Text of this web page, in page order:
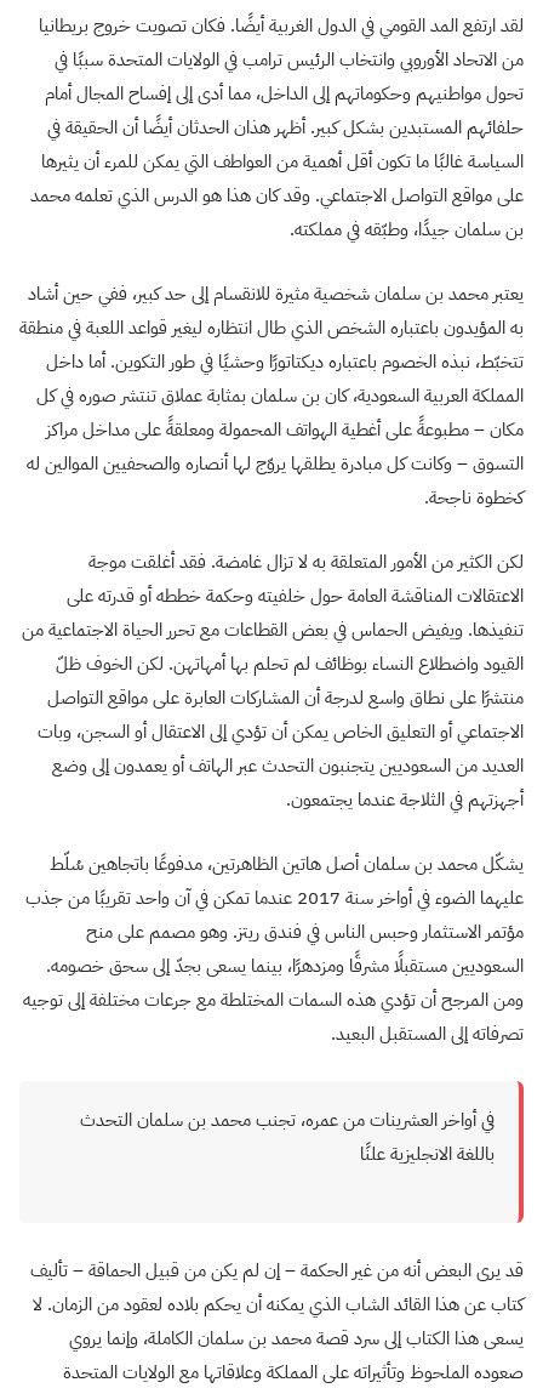
لقد ارتفع المد القومي في الدول الغربية أيضًا. فكان تصويت خروج بريطانيا
من الاتحاد الأوروبي وانتخاب الرئيس ترامب في الولايات المتحدة سببًا في
تحول مواطنيهم وحكوماتهم إلى الداخل، مما أدى إلى إفساح المجال أمام
حلفائهم المستبدين بشكل كبير. أظهر هذان الحدثان أيضًا أن الحقيقة في
السياسة غالبًا ما تكون أقل أهمية من العواطف التي يمكن للمرء أن يثيرها
على مواقع التواصل الاجتماعي. وقد كان هذا هو الدرس الذي تعلمه محمد
بن سلمان جيدًا، وطبّقه في مملكته.
يعتبر محمد بن سلمان شخصية مثيرة للانقسام إلى حد كبير، ففي حين أشاد
به المؤيدون باعتباره الشخص الذي طال انتظاره ليغير قواعد اللعبة في منطقة
تتخبّط، نبذه الخصوم باعتباره ديكتاتورًا وحشيًا في طور التكوين. أما داخل
المملكة العربية السعودية، كان بن سلمان بمثابة عملاق تنتشر صوره في كل
مكان – مطبوعةً على أغطية الهواتف المحمولة ومعلقةً على مداخل مراكز
التسوق – وكانت كل مبادرة يطلقها يروّج لها أنصاره والصحفيين الموالين له
كخطوة ناجحة.
لكن الكثير من الأمور المتعلقة به لا تزال غامضة. فقد أغلقت موجة
الاعتقالات المناقشة العامة حول خلفيته وحكمة خططه أو قدرته على
تنفيذها. ويفيض الحماس في بعض القطاعات مع تحرر الحياة الاجتماعية من
القيود واضطلاع النساء بوظائف لم تحلم بها أمهاتهن. لكن الخوف ظلّ
منتشرًا على نطاق واسع لدرجة أن المشاركات العابرة على مواقع التواصل
الاجتماعي أو التعليق الخاص يمكن أن تؤدي إلى الاعتقال أو السجن، وبات
العديد من السعوديين يتجنبون التحدث عبر الهاتف أو يعمدون إلى وضع
أجهزتهم في الثلاجة عندما يجتمعون.
يشكّل محمد بن سلمان أصل هاتين الظاهرتين، مدفوعًا باتجاهين سُلّط
عليهما الضوء في أواخر سنة 2017 عندما تمكن في آن واحد تقريبًا من جذب
مؤتمر الاستثمار وحبس الناس في فندق ريتز. وهو مصمم على منح
السعوديين مستقبلًا مشرقًا ومزدهرًا، بينما يسعى بجدّ إلى سحق خصومه.
ومن المرجح أن تؤدي هذه السمات المختلطة مع جرعات مختلفة إلى توجيه
تصرفاته إلى المستقبل البعيد.
في أواخر العشرينات من عمره، تجنب محمد بن سلمان التحدث
باللغة الانجليزية علنًا
قد يرى البعض أنه من غير الحكمة – إن لم يكن من قبيل الحماقة – تأليف
كتاب عن هذا القائد الشاب الذي يمكنه أن يحكم بلاده لعقود من الزمان. لا
يسعى هذا الكتاب إلى سرد قصة محمد بن سلمان الكاملة، وإنما يروي
صعوده الملحوظ وتأثيراته على المملكة وعلاقاتها مع الولايات المتحدة